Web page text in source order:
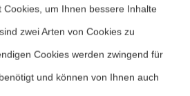
Cookies, um Ihnen bessere Inhalte
zwei Arten von Cookies zu
Cookies werden zwingend für
und können von Ihnen auch